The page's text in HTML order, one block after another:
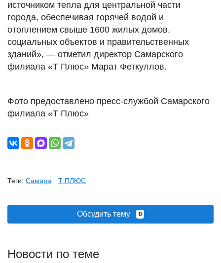
источником тепла для центральной части
города, обеспечивая горячей водой и
отоплением свыше 1600 жилых домов,
социальных объектов и правительственных
зданий», — отметил директор Самарского
филиала «Т Плюс» Марат Феткуллов.
Фото предоставлено пресс-службой Самарского
филиала «Т Плюс»
Теги: Самара Т ПЛЮС
Обсудить тему 0
Новости по теме